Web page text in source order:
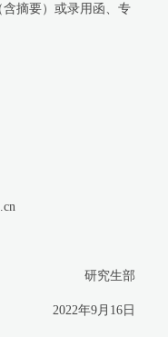
摘要）或录用函、专
研究生部
2022年9 月 16 日